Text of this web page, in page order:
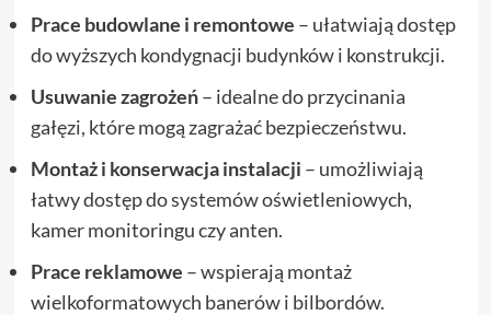
Prace budowlane i remontowe – ułatwiają dostęp
do wyższych kondygnacji budynków i konstrukcji.
Usuwanie zagrożeń– idealne do przycinania
gałęzi, które mogą zagrażać bezpieczeństwu.
Montaż i konserwacja instalacji – umożliwiają
łatwy dostęp do systemów oświetleniowych,
kamer monitoringu czy anten.
Prace reklamowe – wspierają montaż
wielkoformatowych banerów i bilbordów.